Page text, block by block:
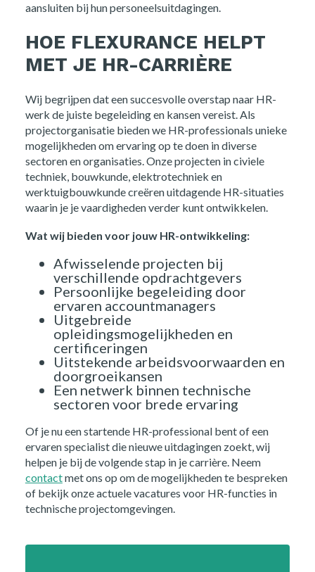
Home
Over ons
Nieuws
Kennis
FAQ
Vacatures
aansluiten bij hun personeelsuitdagingen.
HOE FLEXURANCE HELPT
MET JE HR-CARRIÈRE
Wij begrijpen dat een succesvolle overstap naar HR-
werk de juiste begeleiding en kansen vereist. Als
projectorganisatie bieden we HR-professionals unieke
mogelijkheden om ervaring op te doen in diverse
sectoren en organisaties. Onze projecten in civiele
techniek, bouwkunde, elektrotechniek en
werktuigbouwkunde creëren uitdagende HR-situaties
waarin je je vaardigheden verder kunt ontwikkelen.
Wat wij bieden voor jouw HR-ontwikkeling:
Afwisselende projecten bij
verschillende opdrachtgevers
Persoonlijke begeleiding door
ervaren accountmanagers
Uitgebreide
opleidingsmogelijkheden en
certificeringen
Uitstekende arbeidsvoorwaarden en
doorgroeikansen
Een netwerk binnen technische
sectoren voor brede ervaring
Of je nu een startende HR-professional bent of een
ervaren specialist die nieuwe uitdagingen zoekt, wij
helpen je bij de volgende stap in je carrière. Neem
contactmet ons op om de mogelijkheden te bespreken
of bekijk onze actuele vacatures voor HR-functies in
technische projectomgevingen.